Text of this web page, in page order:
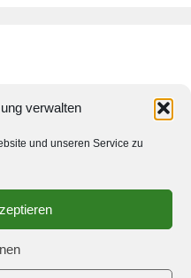
verwalten
und unseren Service zu